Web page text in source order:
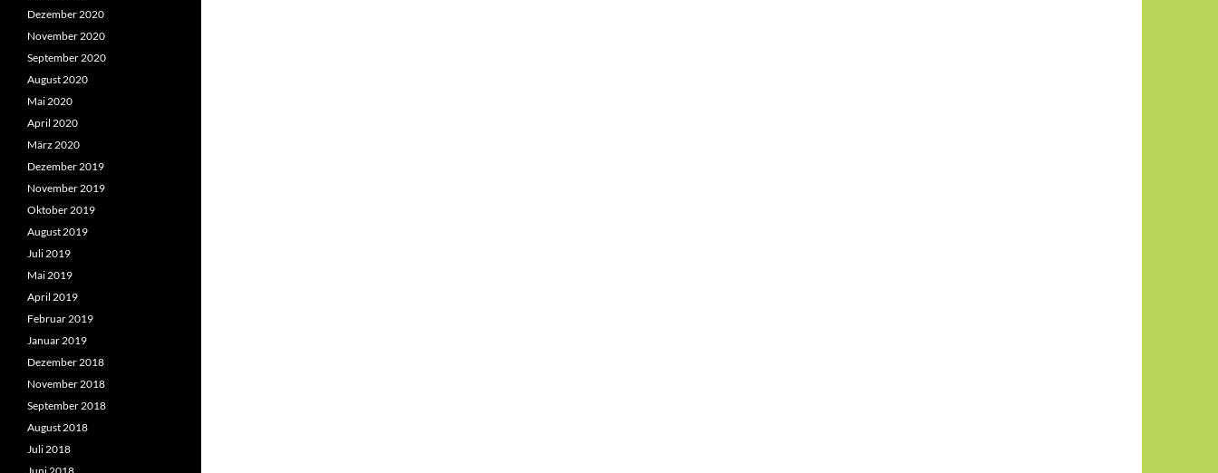
Dezember 2020
November 2020
September 2020
August 2020
Mai 2020
April 2020
März 2020
Dezember 2019
November 2019
Oktober 2019
August 2019
Juli 2019
Mai 2019
April 2019
Februar 2019
Januar 2019
Dezember 2018
November 2018
September 2018
August 2018
Juli 2018